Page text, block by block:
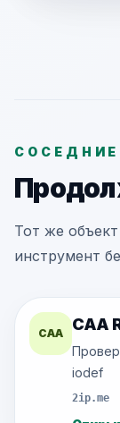
Тот же
инструмент
CAA CAA
iodef
2ip.me